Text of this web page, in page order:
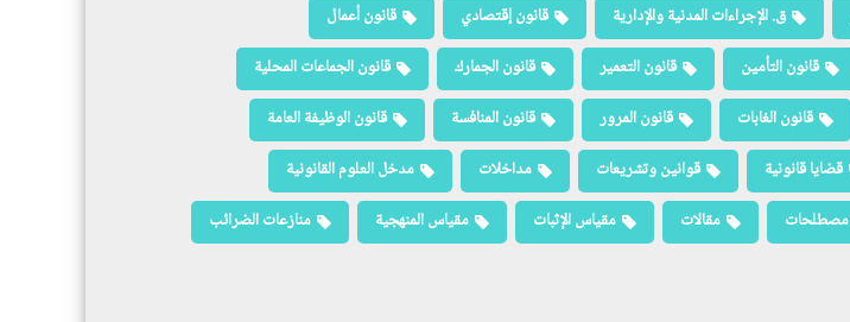
ق. الإجراءات المدنية والإدارية قانون إقتصادي
قانون أعمال
قانون التأمين قانون التعمير قانون الجمارك
قانون الجماعات المحلية
قانون الغابات قانون المرور قانون المنافسة
قانون الوظيفة العامة
قضايا قانونية قوانين وتشريعات مداخلات
مدخل العلوم القانونية
مصطلحات مقالات مقياس الإثبات مقياس المنهجية
منازعات الضرائب